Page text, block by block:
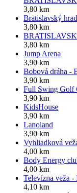
3,80 km
Bratislavský hrad
3,80 km
3,80 km
Jump Arena
3,90 km
Bobová dráha -
3,90 km
Full Swing Golf
3,90 km
KidsHouse
3,90 km
Lanoland
3,90 km
Vyhliadková
4,00 km
Body Energy
4,00 km
Televízna veža
4,10 km